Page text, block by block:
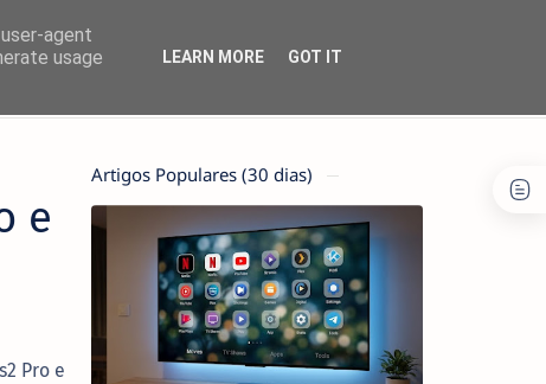
e
Pro e
Artigos Populares (30 dias)
agent
usage
LEARN MORE GOT IT